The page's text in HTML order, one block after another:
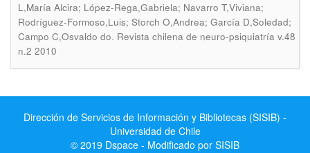
L,María Alcira; López-Rega,Gabriela; Navarro T,Viviana;
Rodríguez-Formoso,Luis; Storch O,Andrea; García D,Soledad;
Campo C,Osvaldo do. Revista chilena de neuro-psiquiatría v.48
n.2 2010
Dirección de Servicios de Información y Bibliotecas (SISIB) -
Universidad de Chile
© 2019 Dspace - Modificado por SISIB